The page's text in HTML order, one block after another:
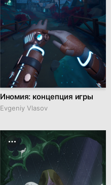
Иномия: концепция игры
Evgeniy Vlasov